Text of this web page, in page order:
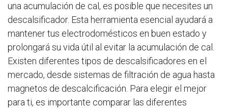
una acumulación de cal, es posible que necesites un
descalsificador. Esta herramienta esencial ayudará a
mantener tus electrodomésticos en buen estado y
prolongará su vida útil al evitar la acumulación de cal.
Existen diferentes tipos de descalsificadores en el
mercado, desde sistemas de filtración de agua hasta
magnetos de descalcificación. Para elegir el mejor
para ti, es importante comparar las diferentes